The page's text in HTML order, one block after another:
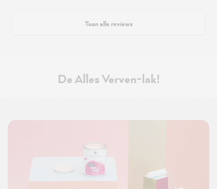
Toon alle reviews
De Alles Verven-lak!